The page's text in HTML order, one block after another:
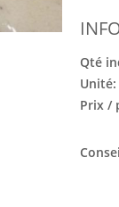
Qté
Unité:
Prix /